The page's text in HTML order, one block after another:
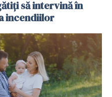
să intervină în
incendiilor